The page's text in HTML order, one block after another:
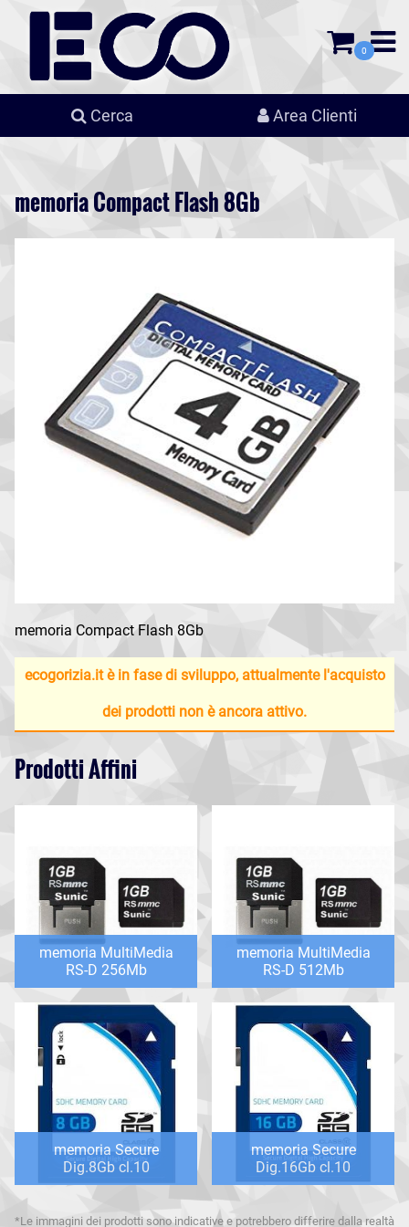
0
Cerca Area Clienti
memoria Compact Flash 8Gb
memoria Compact Flash 8Gb
ecogorizia.it è in fase di sviluppo, attualmente l'acquisto
dei prodotti non è ancora attivo.
Prodotti Affini
memoria MultiMedia
RS-D 256Mb
memoria MultiMedia
RS-D 512Mb
memoria Secure
Dig.8Gb cl.10
memoria Secure
Dig.16Gb cl.10
*Le immagini dei prodotti sono indicative e potrebbero differire dalla realtà